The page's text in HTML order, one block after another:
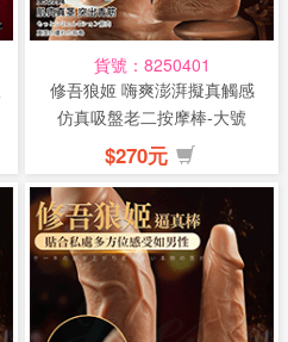
貨號：8250401
修吾狼姬 嗨爽澎湃擬真觸感
仿真吸盤老二按摩棒-大號
$270元